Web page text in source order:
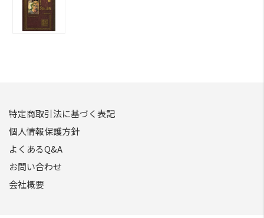
特定商取引法に基づく表記
個人情報保護方針
よくあるQ&A
お問い合わせ
会社概要